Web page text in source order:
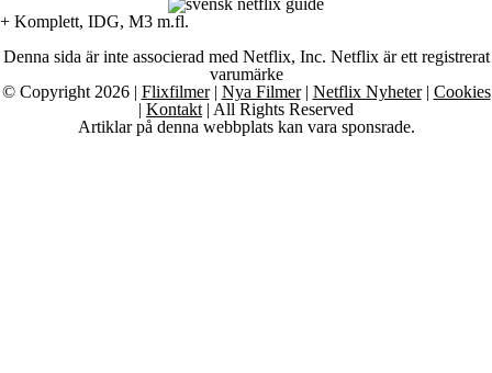
+ Komplett, IDG, M3 m.fl.
Denna sida är inte associerad med Netflix, Inc. Netflix är ett registrerat
varumärke
© Copyright 2026 | Flixfilmer| Nya Filmer| Netflix Nyheter| Cookies
| Kontakt | All Rights Reserved
Artiklar på denna webbplats kan vara sponsrade.